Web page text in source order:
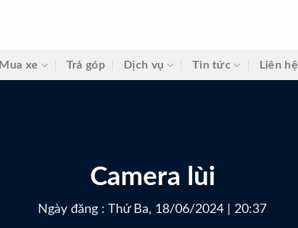
Mua xe Trả góp Dịch vụ Tin tức Liên hệ
Camera lùi
Ngày đăng : Thứ Ba, 18/06/2024 | 20:37